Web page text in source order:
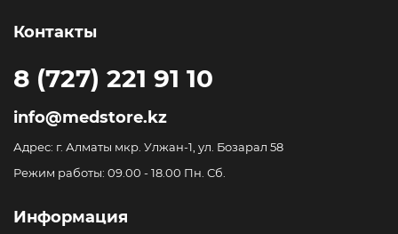
Контакты
8 (727) 221 91 10
info@medstore.kz
Адрес: г. Алматы мкр. Улжан-1, ул. Бозарал 58
Режим работы: 09.00 - 18.00 Пн. Сб.
Информация